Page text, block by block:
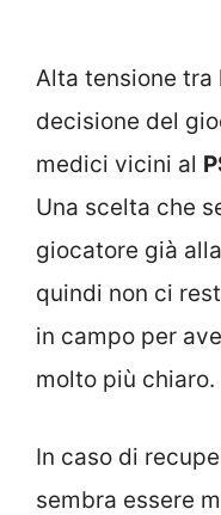
Alta tensione tra
decisione del
medici vicini al
Una scelta che
giocatore già
quindi non ci
in campo per
molto più chiaro.
In caso di
sembra essere